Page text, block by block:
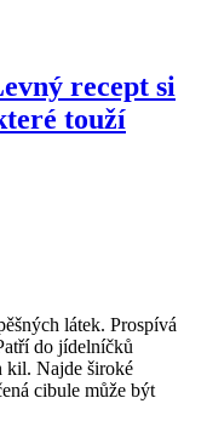
recept si
touží
látek. Prospívá
do jídelníčků
kil. Najde široké
cibule může být